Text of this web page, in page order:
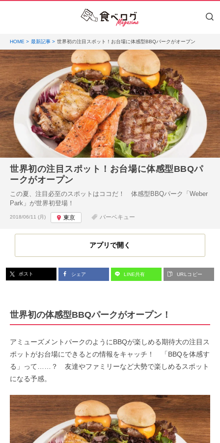
HOME 最新記事 世界初の注目スポット！お台場に体感型BBQパークがオープン
世界初の注目スポット！お台場に体感型BBQパ
ークがオープン
この夏、注目必至のスポットはココだ！ 体感型BBQパーク「Weber
Park」が世界初登場！
投稿日:
2018/06/11 (月) 東京 バーベキュー
アプリで開く
ポスト シェア LINE共有 URLコピー
世界初の体感型BBQパークがオープン！
アミューズメントパークのようにBBQが楽しめる期待大の注目ス
ポットがお台場にできるとの情報をキャッチ！ 「BBQを体感す
る」って……？ 友達やファミリーなど大勢で楽しめるスポット
になる予感。